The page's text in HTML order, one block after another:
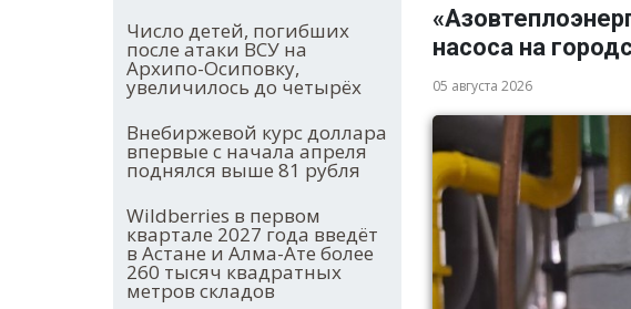
Число детей, погибших
после атаки ВСУ на
Архипо-Осиповку,
увеличилось до четырёх
Внебиржевой курс доллара
впервые с начала апреля
поднялся выше 81 рубля
Wildberries в первом
квартале 2027 года введёт
в Астане и Алма-Ате более
260 тысяч квадратных
метров складов
насоса на
05 августа 2026